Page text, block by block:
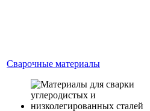
Сварочные материалы